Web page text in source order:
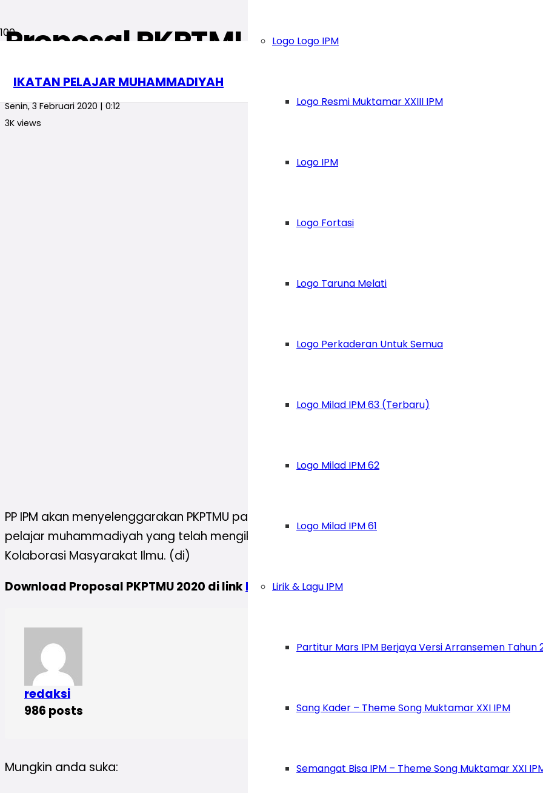
IKATAN PELAJAR MUHAMMADIYAH
Logo Logo IPM
Logo Resmi Muktamar XXIII IPM
Logo IPM
Logo Fortasi
Logo Taruna Melati
Logo Perkaderan Untuk Semua
Logo Milad IPM 63 (Terbaru)
Logo Milad IPM 62
Logo Milad IPM 61
Lirik & Lagu IPM
Partitur Mars IPM Berjaya Versi Arransemen Tahun
Sang Kader – Theme Song Muktamar XXI IPM
Semangat Bisa IPM – Theme Song Muktamar XXI
Proposal PKPTMU 2020
redaksi
Senin, 3 Februari 2020 | 0:12
3K views
PP IPM akan menyelenggarakan PKPTMU pada 24 – 31 Maret bertempat di Kota Padang,
pelajar muhammadiyah yang telah mengikuti PKMTM 3 bisa mengikuti PKPTMU ini, dengan
Kolaborasi Masyarakat Ilmu. (di)
Download Proposal PKPTMU 2020 di linkhttps://s.id/PKPTMU2020
redaksi
986 posts
Mungkin anda suka: